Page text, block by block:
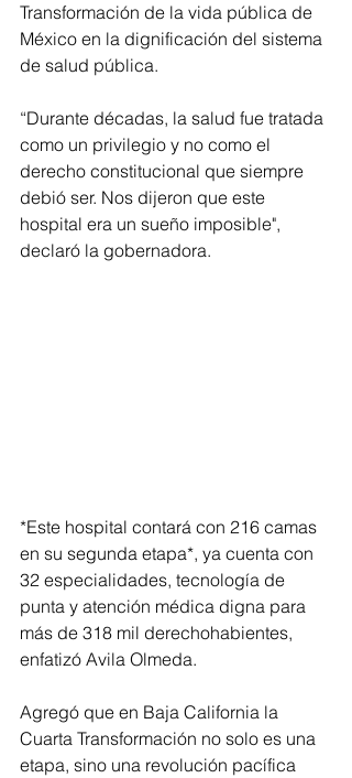
Transformación de la vida pública de
México en la dignificación del sistema
de salud pública.
“Durante décadas, la salud fue tratada
como un privilegio y no como el
derecho constitucional que siempre
debió ser. Nos dijeron que este
hospital era un sueño imposible",
declaró la gobernadora.
*Este hospital contará con 216 camas
en su segunda etapa*, ya cuenta con
32 especialidades, tecnología de
punta y atención médica digna para
más de 318 mil derechohabientes,
enfatizó Avila Olmeda.
Agregó que en Baja California la
Cuarta Transformación no solo es una
etapa, sino una revolución pacífica